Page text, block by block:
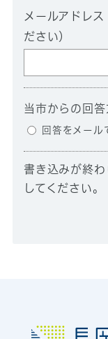
メールアドレ
ださい）
当市からの回答
回答をメール
書き込みが終
してください。